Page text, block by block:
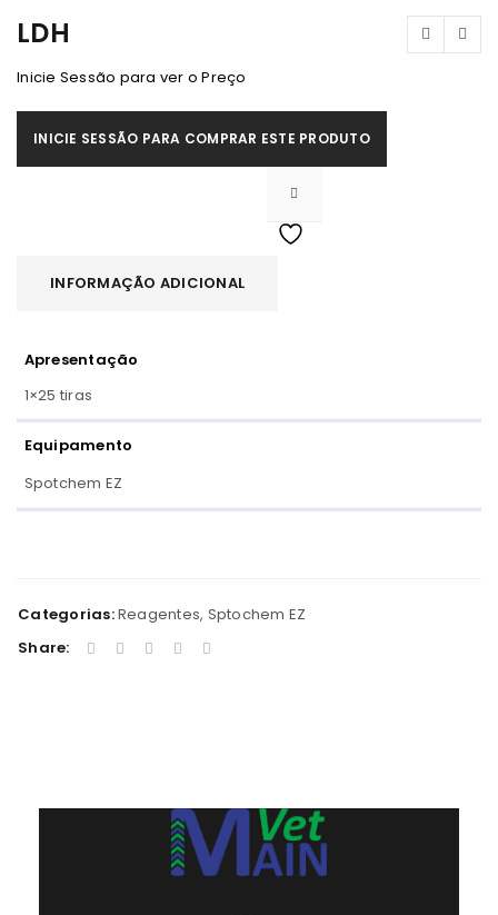
LDH
Inicie Sessão para ver o Preço
INICIE SESSÃO PARA COMPRAR ESTE PRODUTO
INFORMAÇÃO ADICIONAL
Apresentação
1×25 tiras
Equipamento
Spotchem EZ
Categorias:Reagentes, Sptochem EZ
Share: